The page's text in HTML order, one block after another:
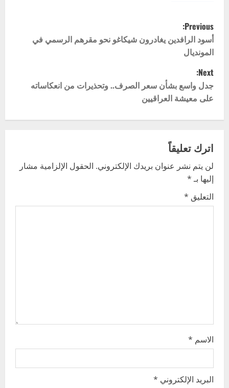
P
o
s
t
n
v
i
g
Previous:
أسود الرافدين يغادرون شيكاغو نحو مقرهم الرسمي في
المونديال
Next:
جدل واسع بشأن سعر الصرف.. وتحذيرات من انعكاساته
على معيشة العراقيين
اترك تعليقاً
لن يتم نشر عنوان بريدك الإلكتروني. الحقول الإلزامية مشار
إليها بـ*
التعليق *
الاسم *
البريد الإلكتروني *